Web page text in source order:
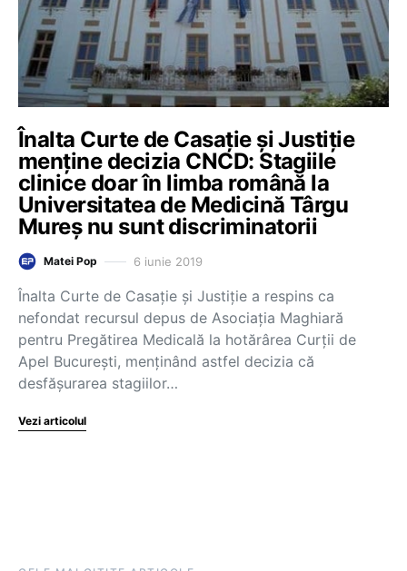
Înalta Curte de Casație și Justiție
menține decizia CNCD: Stagiile
clinice doar în limba română la
Universitatea de Medicină Târgu
Mureș nu sunt discriminatorii
Matei Pop 6 iunie 2019
Înalta Curte de Casație și Justiție a respins ca
nefondat recursul depus de Asociația Maghiară
pentru Pregătirea Medicală la hotărârea Curții de
Apel București, menținând astfel decizia că
desfășurarea stagiilor…
Vezi articolul